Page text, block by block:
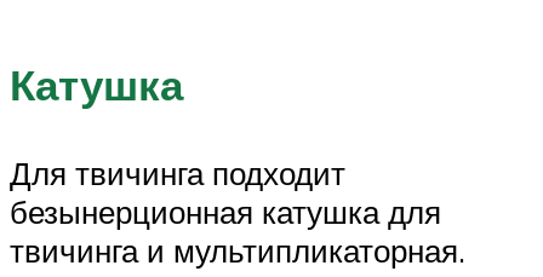
Катушка
Для твичинга подходит
безынерционная катушка для
твичинга и мультипликаторная.